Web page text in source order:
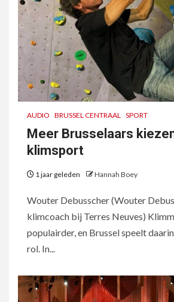
AUDIO BRUSSEL CENTRAAL SPORT
Meer Brusselaars
klimsport
1 jaar geleden Hannah Boey
Wouter Debusscher (Wouter
klimcoach bij Terres Neuves)
populairder, en Brussel speelt
rol. In...